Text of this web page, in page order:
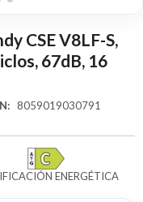
CSE V8LF-S,
67dB, 16
8059019030791
ENERGÉTICA